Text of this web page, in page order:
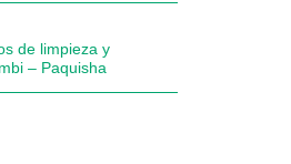
de limpieza y
– Paquisha